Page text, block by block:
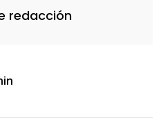
redacción